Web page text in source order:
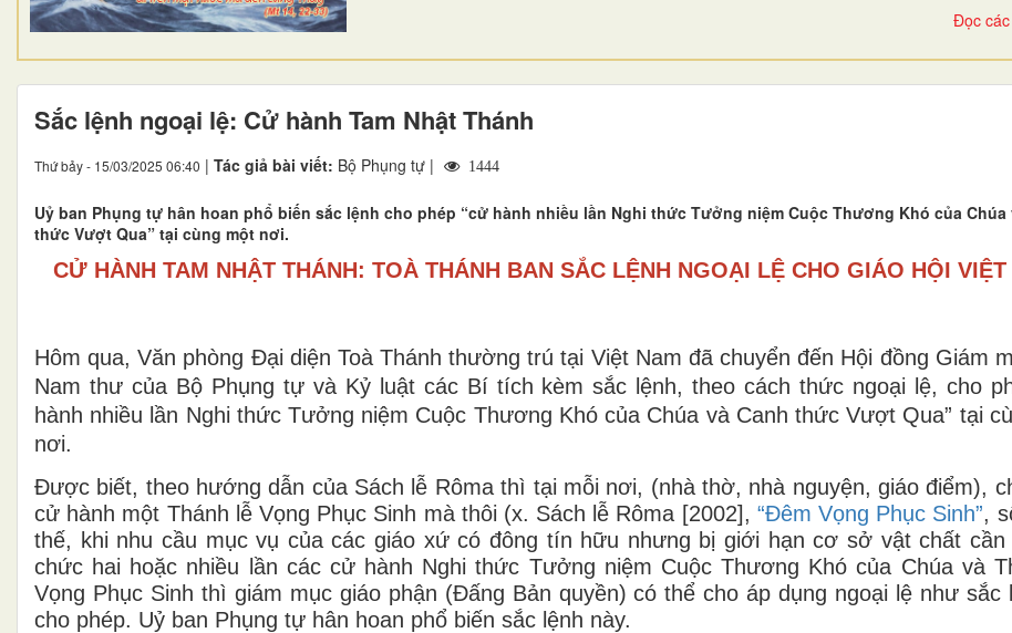
Đọc
Sắc lệnh ngoại lệ: Cử hành Tam Nhật Thánh
Thứ bảy - 15/03/2025 06:40 | Tác giả bài viết: Bộ Phụng tự | 1444
Uỷ ban Phụng tự hân hoan phổ biến sắc lệnh cho phép “cử hành nhiều lần Nghi thức Tưởng niệm Cuộc Thương Khó của Chúa
thức Vượt Qua” tại cùng một nơi.
CỬ HÀNH TAM NHẬT THÁNH: TOÀ THÁNH BAN SẮC LỆNH NGOẠI LỆ CHO GIÁO HỘI VIỆT
Hôm qua, Văn phòng Đại diện Toà Thánh thường trú tại Việt Nam đã chuyển đến Hội đồng Giám
Nam thư của Bộ Phụng tự và Kỷ luật các Bí tích kèm sắc lệnh, theo cách thức ngoại lệ, cho
hành nhiều lần Nghi thức Tưởng niệm Cuộc Thương Khó của Chúa và Canh thức Vượt Qua” tại
nơi.
Được biết, theo hướng dẫn của Sách lễ Rôma thì tại mỗi nơi, (nhà thờ, nhà nguyện, giáo điểm),
cử hành một Thánh lễ Vọng Phục Sinh mà thôi (x. Sách lễ Rôma [2002], “Đêm Vọng Phục Sinh”,
thế, khi nhu cầu mục vụ của các giáo xứ có đông tín hữu nhưng bị giới hạn cơ sở vật chất cần
chức hai hoặc nhiều lần các cử hành Nghi thức Tưởng niệm Cuộc Thương Khó của Chúa và
Vọng Phục Sinh thì giám mục giáo phận (Đấng Bản quyền) có thể cho áp dụng ngoại lệ như sắc
cho phép. Uỷ ban Phụng tự hân hoan phổ biến sắc lệnh này.